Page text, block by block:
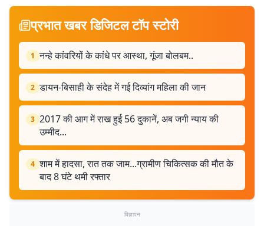
प्रभात खबर डिजिटल टॉप स्टोरी
1 नन्हे कांवरियों के कांधे पर आस्था, गूंजा बोलबम..
2 डायन-बिसाही के संदेह में गई दिव्यांग महिला की जान
3 2017 की आग में राख हुई 56 दुकानें, अब जगी न्याय की
उम्मीद...
4 शाम में हादसा, रात तक जाम...ग्रामीण चिकित्सक की मौत के
बाद 8 घंटे थमी रफ्तार
विज्ञापन